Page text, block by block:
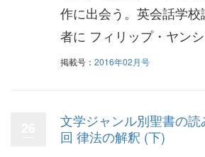
作に出会う。英会話学
者に フィリップ・ヤン
掲載号： 2016年02月号
文学ジャンル別聖書の
回 律法の解釈 (下)